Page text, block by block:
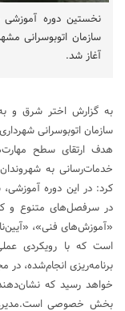
نخستین دوره
آغاز شد.
به گزارش اختر شرق و به
سازمان اتوبوسرانی
هدف ارتقای سطح
خدمات‌رسانی به
در سرفصل‌های متنوع و
«آموزش‌های فنی»،
است که با رویکردی
خواهد رسید که
بخش خصوصی